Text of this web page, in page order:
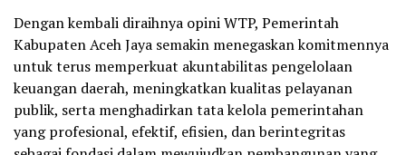
Dengan kembali diraihnya opini WTP, Pemerintah
Kabupaten Aceh Jaya semakin menegaskan komitmennya
untuk terus memperkuat akuntabilitas pengelolaan
keuangan daerah, meningkatkan kualitas pelayanan
publik, serta menghadirkan tata kelola pemerintahan
yang profesional, efektif, efisien, dan berintegritas